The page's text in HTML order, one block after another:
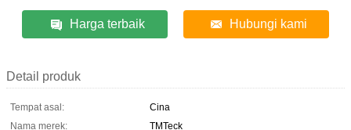
Harga terbaik Hubungi kami
Detail produk
Tempat asal:
Cina
Nama merek:
TMTeck